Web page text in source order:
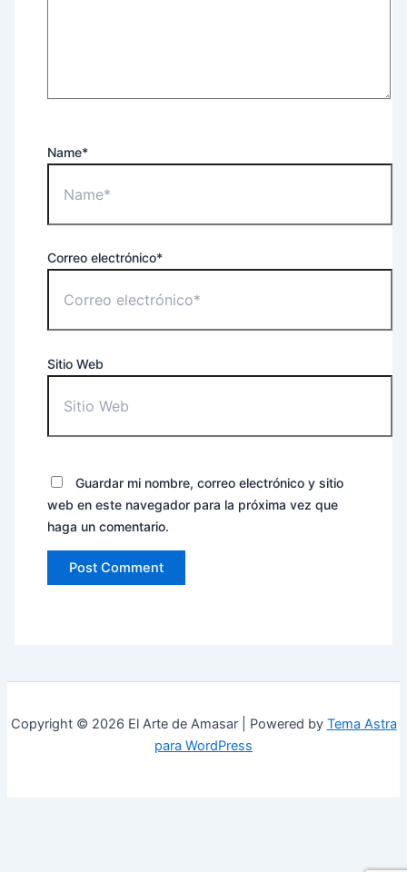
Name*
Correo electrónico*
Sitio Web
Guardar mi nombre, correo electrónico y sitio
web en este navegador para la próxima vez que
haga un comentario.
Copyright © 2026 El Arte de Amasar | Powered by Tema Astra
para WordPress